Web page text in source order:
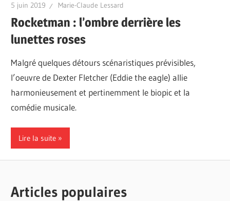
5 juin 2019 Marie-Claude Lessard
Rocketman : l’ombre derrière les
lunettes roses
Malgré quelques détours scénaristiques prévisibles,
l’oeuvre de Dexter Fletcher (Eddie the eagle) allie
harmonieusement et pertinemment le biopic et la
comédie musicale.
Lire la suite
Articles populaires